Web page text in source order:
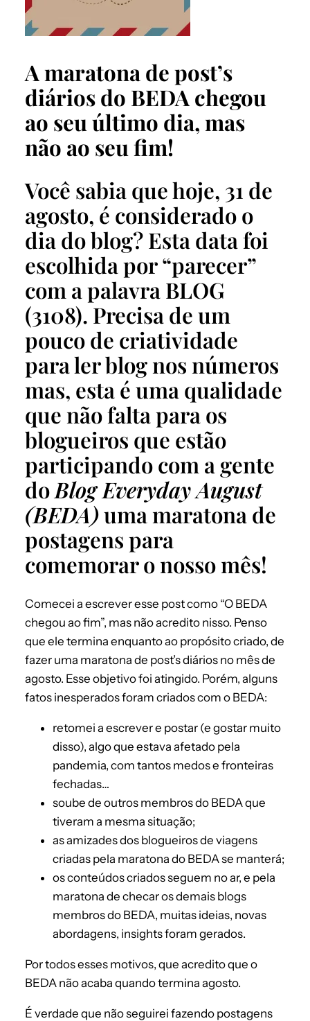
A maratona de post’s
diários do BEDA chegou
ao seu último dia, mas
não ao seu fim!
Você sabia que hoje, 31 de
agosto, é considerado o
dia do blog? Esta data foi
escolhida por “parecer”
com a palavra BLOG
(3108). Precisa de um
pouco de criatividade
para ler blog nos números
mas, esta é uma qualidade
que não falta para os
blogueiros que estão
participando com a gente
doBlog Everyday August
(BEDA)uma maratona de
postagens para
comemorar o nosso mês!
Comecei a escrever esse post como “O BEDA
chegou ao fim”, mas não acredito nisso. Penso
que ele termina enquanto ao propósito criado, de
fazer uma maratona de post’s diários no mês de
agosto. Esse objetivo foi atingido. Porém, alguns
fatos inesperados foram criados com o BEDA:
retomei a escrever e postar (e gostar muito
disso), algo que estava afetado pela
pandemia, com tantos medos e fronteiras
fechadas…
soube de outros membros do BEDA que
tiveram a mesma situação;
as amizades dos blogueiros de viagens
criadas pela maratona do BEDA se manterá;
os conteúdos criados seguem no ar, e pela
maratona de checar os demais blogs
membros do BEDA, muitas ideias, novas
abordagens, insights foram gerados.
Por todos esses motivos, que acredito que o
BEDA não acaba quando termina agosto.
É verdade que não seguirei fazendo postagens